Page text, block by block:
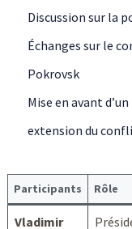
Discussion sur la
Échanges sur le
Pokrovsk
Mise en avant
extension du
Participants Rôle
Vladimir